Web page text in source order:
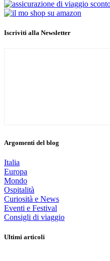
Iscriviti alla Newsletter
Argomenti del blog
Italia
Europa
Mondo
Ospitalità
Curiosità e News
Eventi e Festival
Consigli di viaggio
Ultimi articoli